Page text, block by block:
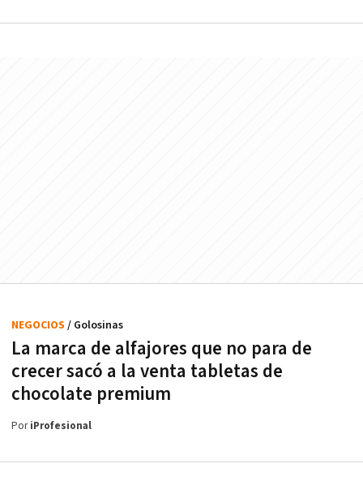
La marca de alfajores que no para de
crecer sacó a la venta tabletas de
chocolate premium
NEGOCIOS / Golosinas
PoriProfesional